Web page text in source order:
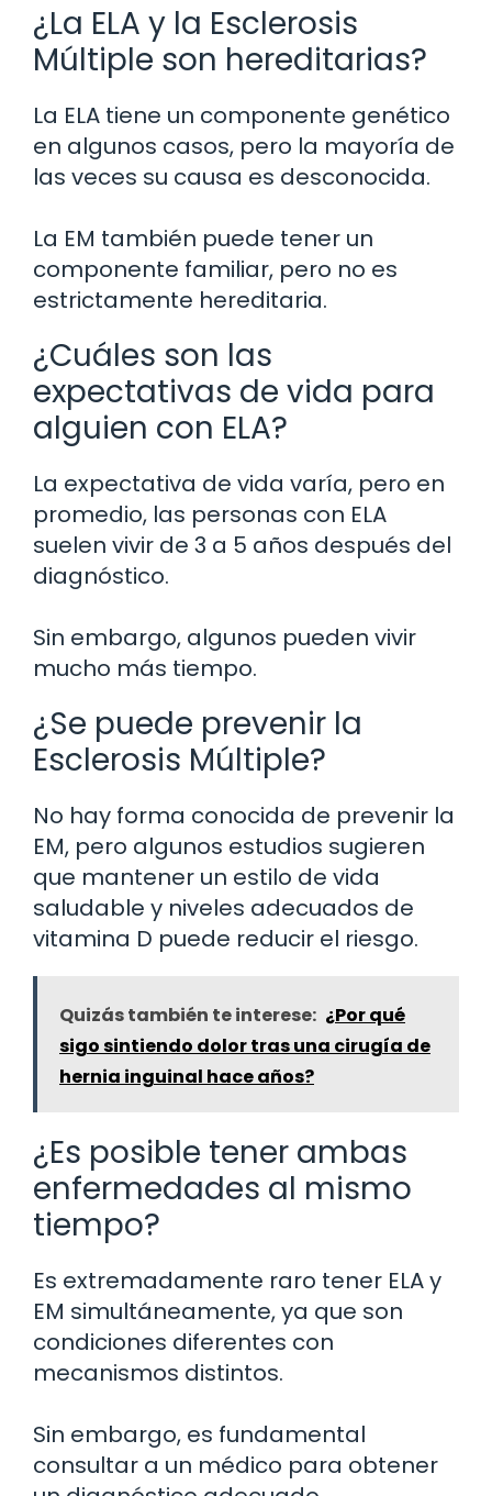
¿La ELA y la Esclerosis
Múltiple son hereditarias?
La ELA tiene un componente genético
en algunos casos, pero la mayoría de
las veces su causa es desconocida.
La EM también puede tener un
componente familiar, pero no es
estrictamente hereditaria.
¿Cuáles son las
expectativas de vida para
alguien con ELA?
La expectativa de vida varía, pero en
promedio, las personas con ELA
suelen vivir de 3 a 5 años después del
diagnóstico.
Sin embargo, algunos pueden vivir
mucho más tiempo.
¿Se puede prevenir la
Esclerosis Múltiple?
No hay forma conocida de prevenir la
EM, pero algunos estudios sugieren
que mantener un estilo de vida
saludable y niveles adecuados de
vitamina D puede reducir el riesgo.
Quizás también te interese: ¿Por qué
sigo sintiendo dolor tras una cirugía de
hernia inguinal hace años?
¿Es posible tener ambas
enfermedades al mismo
tiempo?
Es extremadamente raro tener ELA y
EM simultáneamente, ya que son
condiciones diferentes con
mecanismos distintos.
Sin embargo, es fundamental
consultar a un médico para obtener